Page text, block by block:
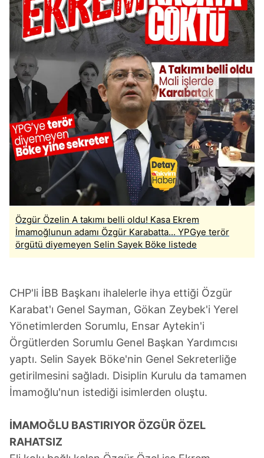
Özgür Özelin A takımı belli oldu! Kasa Ekrem
İmamoğlunun adamı Özgür Karabatta... YPGye terör
örgütü diyemeyen Selin Sayek Böke listede
CHP'li İBB Başkanı ihalelerle ihya ettiği Özgür
Karabat'ı Genel Sayman, Gökan Zeybek'i Yerel
Yönetimlerden Sorumlu, Ensar Aytekin'i
Örgütlerden Sorumlu Genel Başkan Yardımcısı
yaptı. Selin Sayek Böke'nin Genel Sekreterliğe
getirilmesini sağladı. Disiplin Kurulu da tamamen
İmamoğlu'nun istediği isimlerden oluştu.
İMAMOĞLU BASTIRIYOR ÖZGÜR ÖZEL
RAHATSIZ